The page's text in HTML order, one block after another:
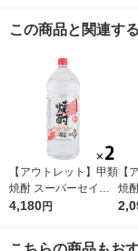
この商品と関連す
【アウトレット】甲類
焼酎 スーパーセイカ
25度 4L 1セット（2
4,180円
【
焼
25